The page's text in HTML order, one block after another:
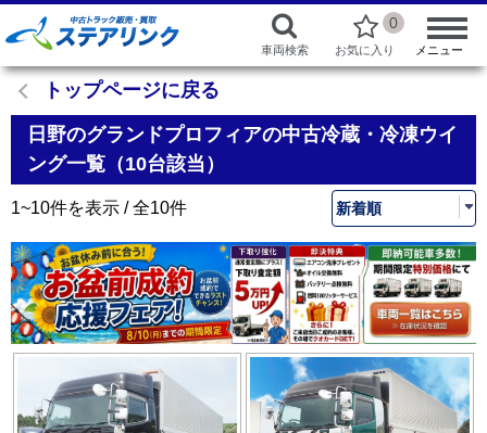
車両検索
0
お気に入り メニュー
トップページに戻る
日野のグランドプロフィアの中古冷蔵・冷凍ウイ
ング一覧（10台該当）
1~10件を表示 / 全10件